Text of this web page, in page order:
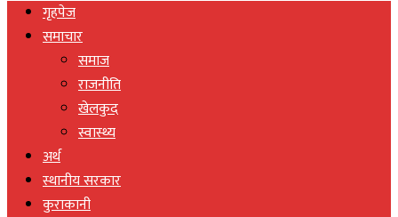
गृहपेज
समाचार
समाज
राजनीति
खेलकुद
स्वास्थ्य
अर्थ
स्थानीय सरकार
कुराकानी